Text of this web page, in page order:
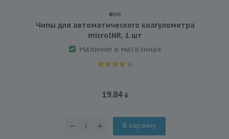
Чипы для автоматического коагулометра
microINR, 1 шт
Наличие в магазинах
19.84
В корзину